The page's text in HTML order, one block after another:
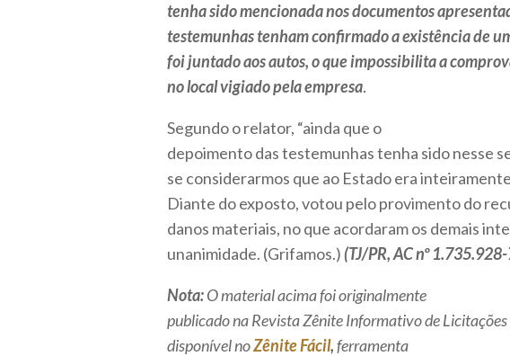
tenha sido mencionada nos documentos
testemunhas tenham confirmado a existência de
foi juntado aos autos, o que impossibilita a
no local vigiado pela empresa.
Segundo o relator, “ainda que o
depoimento das testemunhas tenha sido nesse
se considerarmos que ao Estado era
Diante do exposto, votou pelo provimento do
danos materiais, no que acordaram os demais
unanimidade. (Grifamos.) (TJ/PR, AC nº
Nota:O material acima foi originalmente
publicado na Revista Zênite Informativo de Licitações
disponível noZênite Fácil,ferramenta